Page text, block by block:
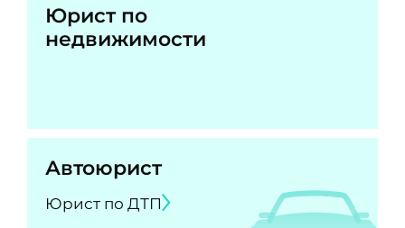
Юрист по
недвижимости
Автоюрист
Юрист по ДТП